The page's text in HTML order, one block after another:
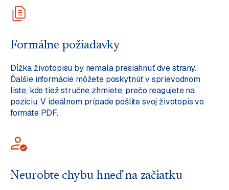
Formálne požiadavky
Dĺžka životopisu by nemala presiahnuť dve strany.
Ďalšie informácie môžete poskytnúť v sprievodnom
liste, kde tiež stručne zhrniete, prečo reagujete na
pozíciu. V ideálnom prípade pošlite svoj životopis vo
formáte PDF.
Neurobte chybu hneď na začiatku